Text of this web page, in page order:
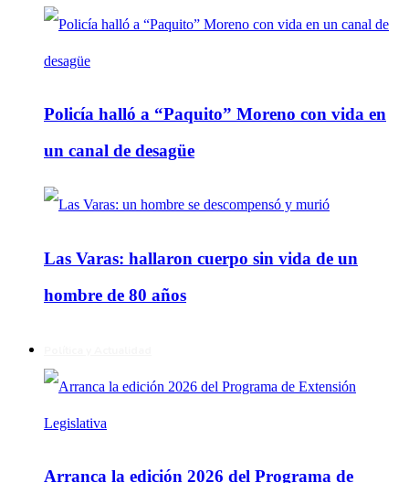
Policía halló a “Paquito” Moreno con vida en
un canal de desagüe
Las Varas: hallaron cuerpo sin vida de un
hombre de 80 años
Arranca la edición 2026 del Programa de